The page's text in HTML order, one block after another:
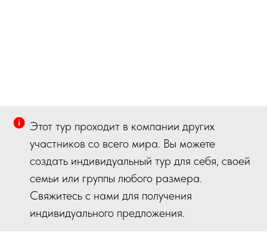
Этот тур проходит в компании других
участников со всего мира. Вы можете
создать индивидуальный тур для себя, своей
семьи или группы любого размера.
Свяжитесь с нами для получения
индивидуального предложения.